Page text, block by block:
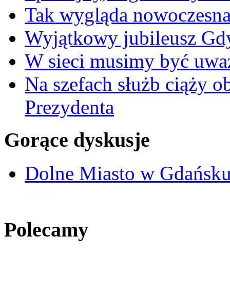
Tak wygląda
Wyjątkowy jubileusz
W sieci musimy być
Na szefach służb ciąży
Prezydenta
Gorące dyskusje
Dolne Miasto w
Polecamy